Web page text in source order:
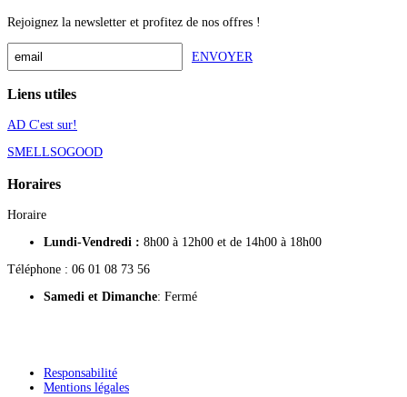
Rejoignez la newsletter et profitez de nos offres !
ENVOYER
Liens utiles
AD C'est sur!
SMELLSOGOOD
Horaires
Horaire
Lundi-Vendredi : 8h00 à 12h00 et de 14h00 à 18h00
Téléphone : 06 01 08 73 56
Samedi et Dimanche: Fermé
Responsabilité
Mentions légales